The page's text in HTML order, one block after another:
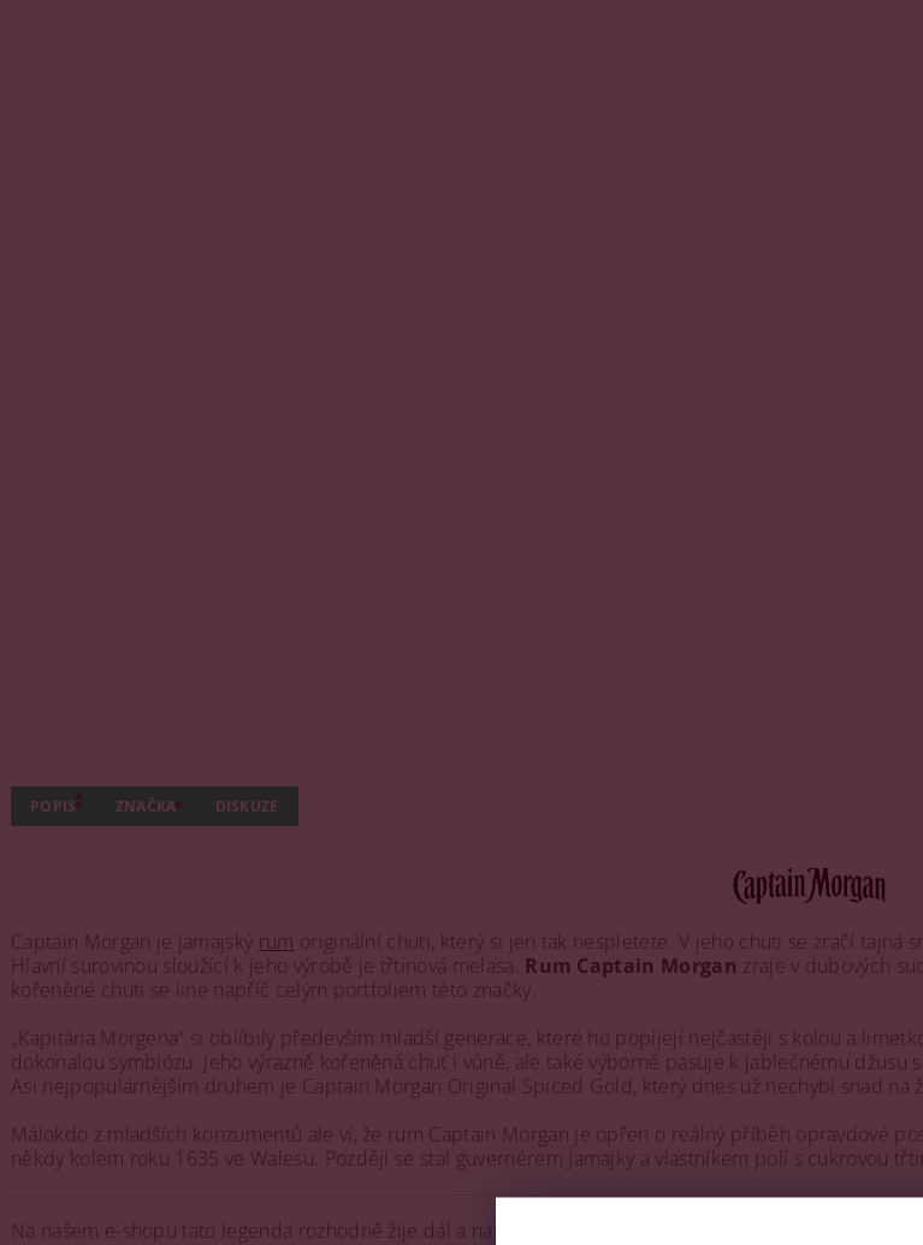
POPIS ZNAČKA DISKUZE
Captain Morgan je jamajský rum originální chuti, který si jen tak nespletete. V jeho chuti se zračí tajná
Hlavní surovinou sloužící k jeho výrobě je třtinová melasa. Rum Captain Morgan zraje v dubových
kořeněné chuti se line napříč celým portfoliem této značky.
„Kapitána Morgena“ si oblíbily především mladší generace, které ho popíjejí nejčastěji s kolou a
dokonalou symbiózu. Jeho výrazně kořeněná chuť i vůně, ale také výborně pasuje k jablečnému džusu
Asi nejpopulárnějším druhem je Captain Morgan Original Spiced Gold, který dnes už nechybí snad na
Málokdo z mladších konzumentů ale ví, že rum Captain Morgan je opřen o reálný příběh opravdové
někdy kolem roku 1635 ve Walesu. Později se stal guvernérem Jamajky a vlastníkem polí s cukrovou
Na našem e-shopu tato legenda rozhodně žije dál a najdete tu jeho čerstvé stopy v podobě již